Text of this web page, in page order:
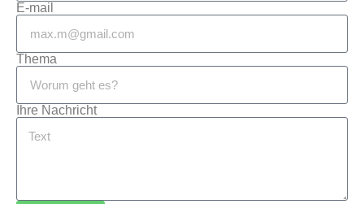
E-mail
Thema
Ihre Nachricht